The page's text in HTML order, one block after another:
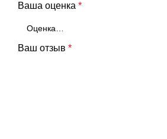
Ваша оценка *
Ваш отзыв *